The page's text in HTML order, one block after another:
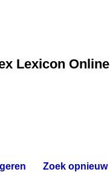
Lexicon Online
Zoek opnieuw.